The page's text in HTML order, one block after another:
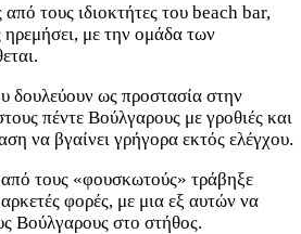
τους ιδιοκτήτες του beach bar,
με την ομάδα των
δουλεύουν ως προστασία στην
πέντε Βούλγαρους με γροθιές και
να βγαίνει γρήγορα εκτός ελέγχου.
τους «φουσκωτούς» τράβηξε
φορές, με μια εξ αυτών να
Βούλγαρους στο στήθος.